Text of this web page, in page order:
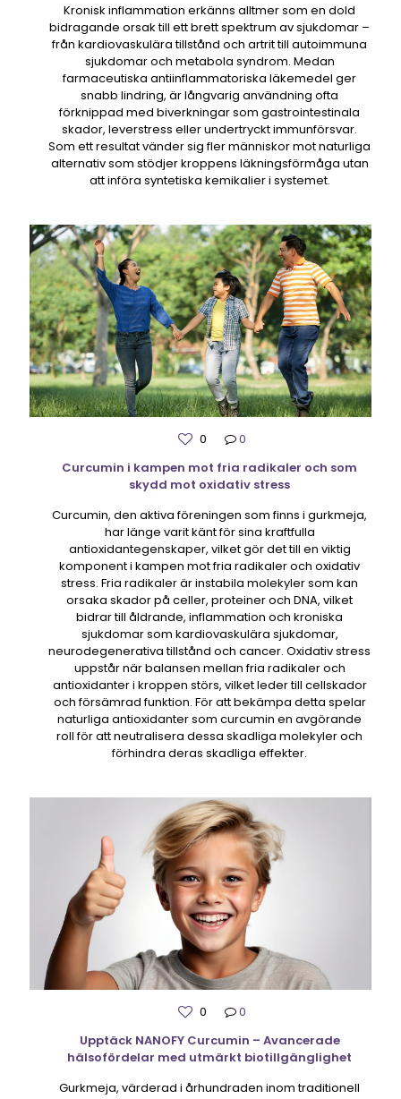
Kronisk inflammation erkänns alltmer som en dold
bidragande orsak till ett brett spektrum av sjukdomar –
från kardiovaskulära tillstånd och artrit till autoimmuna
sjukdomar och metabola syndrom. Medan
farmaceutiska antiinflammatoriska läkemedel ger
snabb lindring, är långvarig användning ofta
förknippad med biverkningar som gastrointestinala
skador, leverstress eller undertryckt immunförsvar.
Som ett resultat vänder sig fler människor mot naturliga
alternativ som stödjer kroppens läkningsförmåga utan
att införa syntetiska kemikalier i systemet.
0
0
Curcumin i kampen mot fria radikaler och som
skydd mot oxidativ stress
Curcumin, den aktiva föreningen som finns i gurkmeja,
har länge varit känt för sina kraftfulla
antioxidantegenskaper, vilket gör det till en viktig
komponent i kampen mot fria radikaler och oxidativ
stress. Fria radikaler är instabila molekyler som kan
orsaka skador på celler, proteiner och DNA, vilket
bidrar till åldrande, inflammation och kroniska
sjukdomar som kardiovaskulära sjukdomar,
neurodegenerativa tillstånd och cancer. Oxidativ stress
uppstår när balansen mellan fria radikaler och
antioxidanter i kroppen störs, vilket leder till cellskador
och försämrad funktion. För att bekämpa detta spelar
naturliga antioxidanter som curcumin en avgörande
roll för att neutralisera dessa skadliga molekyler och
förhindra deras skadliga effekter.
0
0
Upptäck NANOFY Curcumin – Avancerade
hälsofördelar med utmärkt biotillgänglighet
Gurkmeja, värderad i århundraden inom traditionell